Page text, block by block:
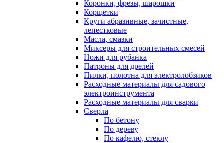
Коронки, фрезы, шарошки
Корщетки
Круги абразивные, зачистные,
лепестковые
Масла, смазки
Миксеры для строительных смесей
Ножи для рубанка
Патроны для дрелей
Пилки, полотна для электролобзиков
Расходные материалы для садового
электроинструмента
Расходные материалы для сварки
Сверла
По бетону
По дереву
По кафелю, стеклу